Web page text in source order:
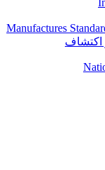
Manufactures